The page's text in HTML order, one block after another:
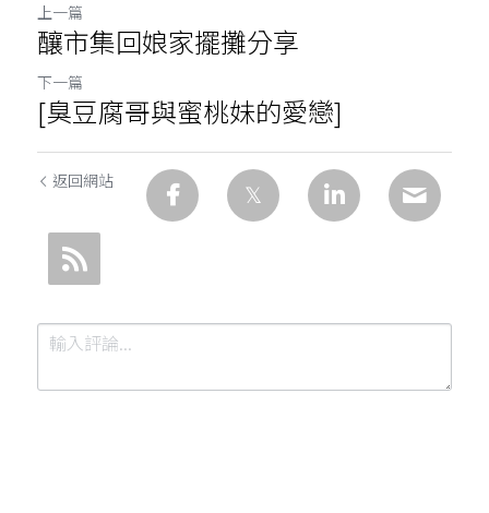
上一篇
釀市集回娘家擺攤分享
下一篇
[臭豆腐哥與蜜桃妹的愛戀]
返回網站